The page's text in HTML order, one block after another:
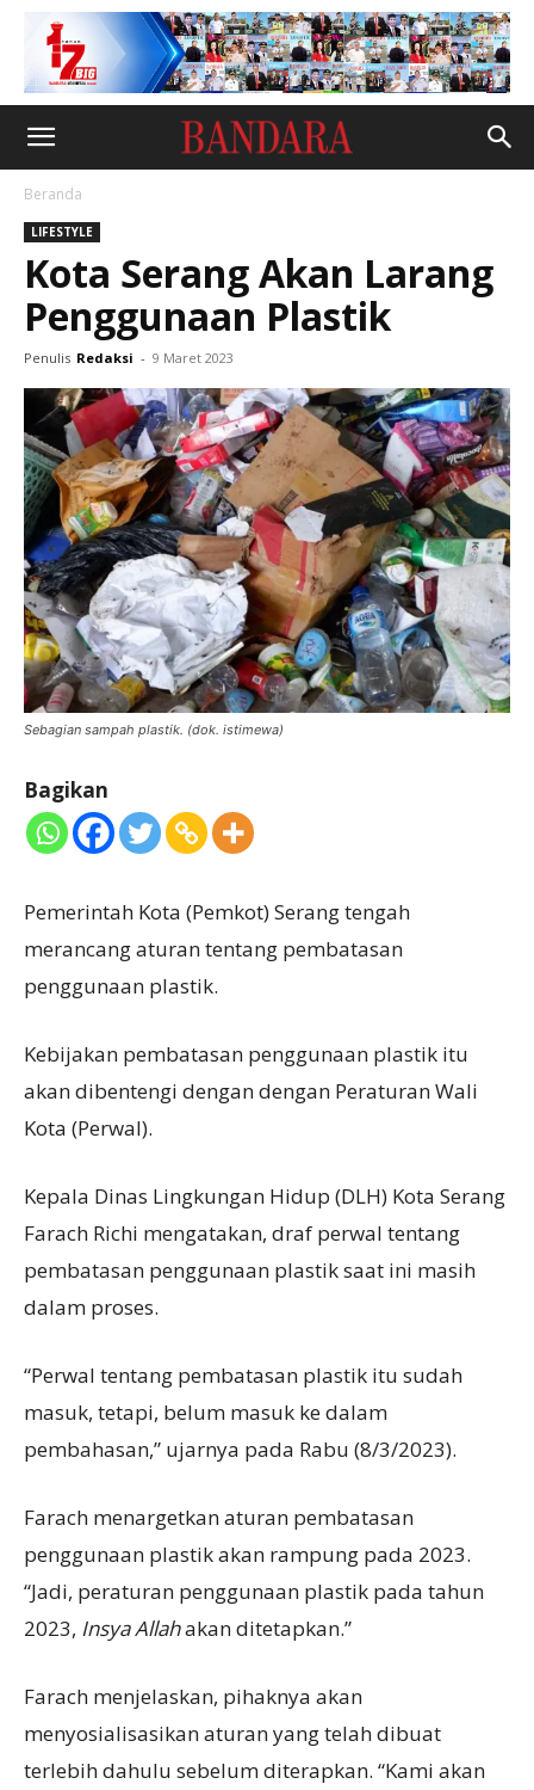
Beranda
LIFESTYLE
Kota Serang Akan Larang
Penggunaan Plastik
Penulis Redaksi - 9 Maret 2023
Sebagian sampah plastik. (dok. istimewa)
Bagikan
Pemerintah Kota (Pemkot) Serang tengah
merancang aturan tentang pembatasan
penggunaan plastik.
Kebijakan pembatasan penggunaan plastik itu
akan dibentengi dengan dengan Peraturan Wali
Kota (Perwal).
Kepala Dinas Lingkungan Hidup (DLH) Kota Serang
Farach Richi mengatakan, draf perwal tentang
pembatasan penggunaan plastik saat ini masih
dalam proses.
“Perwal tentang pembatasan plastik itu sudah
masuk, tetapi, belum masuk ke dalam
pembahasan,” ujarnya pada Rabu (8/3/2023).
Farach menargetkan aturan pembatasan
penggunaan plastik akan rampung pada 2023.
“Jadi, peraturan penggunaan plastik pada tahun
2023, InsyaAllahakan ditetapkan.”
Farach menjelaskan, pihaknya akan
menyosialisasikan aturan yang telah dibuat
terlebih dahulu sebelum diterapkan. “Kami akan